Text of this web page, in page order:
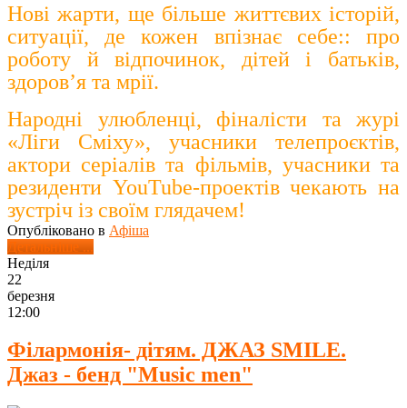
Нові жарти, ще більше життєвих історій,
ситуації, де кожен впізнає себе:: про
роботу й відпочинок, дітей і батьків,
здоров’я та мрії.
Народні улюбленці, фіналісти та журі
«Ліги Сміху», учасники телепроєктів,
актори серіалів та фільмів, учасники та
резиденти YouTube-проектів чекають на
зустріч із своїм глядачем!
Опубліковано в Афіша
Детальніше ...
Неділя
22
березня
12:00
Філармонія- дітям. ДЖАЗ SMILE.
Джаз - бенд "Music men"